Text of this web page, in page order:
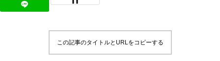
この記事のタイトルとURLをコピーする